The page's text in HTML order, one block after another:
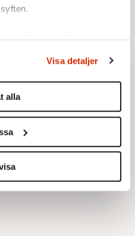
uppgifter
ditt samtycke när som
för att anpassa innehållet
vår trafik. Vi
och annan
sociala medier och
vi samarbetar med.
Visa detaljer
alla